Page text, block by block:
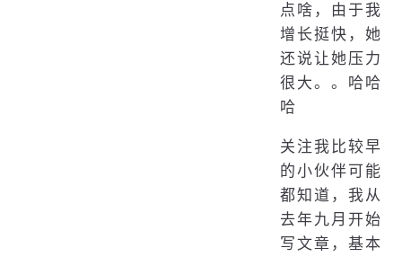
点啥，由于我
增长挺快，她
还说让她压力
很大。。哈哈
哈
关注我比较早
的小伙伴可能
都知道，我从
去年九月开始
写文章，基本